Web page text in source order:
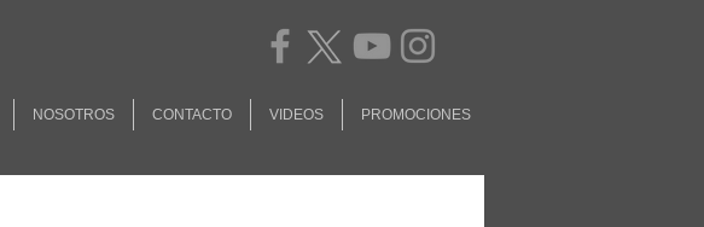
NOSOTROS CONTACTO VIDEOS PROMOCIONES